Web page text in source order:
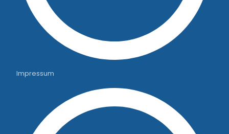
Impressum